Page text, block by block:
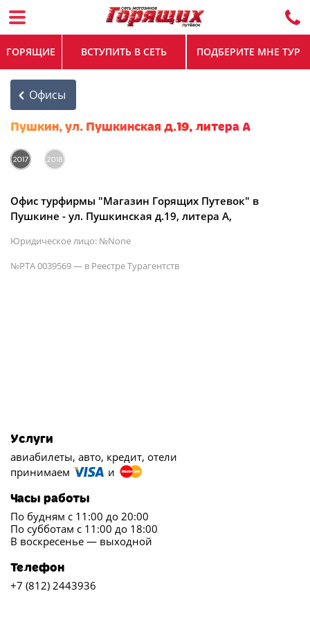
ГОРЯЩИЕ ВСТУПИТЬ В СЕТЬ ПОДБЕРИТЕ МНЕ ТУР
Офисы
Пушкин, ул. Пушкинская д.19, литера А
Офис турфирмы "Магазин Горящих Путевок" в
Пушкине - ул. Пушкинская д.19, литера А,
Юридическое лицо: №None
№РТА 0039569 — в Реестре Турагентств
Услуги
авиабилеты, авто, кредит, отели
принимаем
и
Часы работы
По будням с 11:00 до 20:00
По субботам с 11:00 до 18:00
В воскресенье — выходной
Телефон
+7 (812) 2443936